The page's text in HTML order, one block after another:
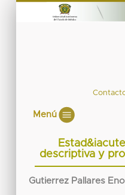
Menú
descriptiva y
Gutierrez Pallares